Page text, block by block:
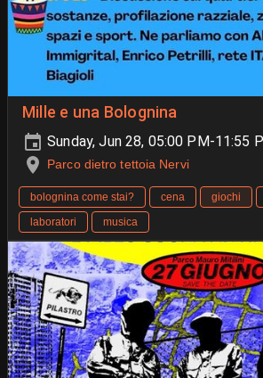
Mille e una Bolognina
Sunday, Jun 28, 05:00 PM-11:55
Parco dietro tettoia Nervi
bolognina come stai? cena giochi
laboratori
musica